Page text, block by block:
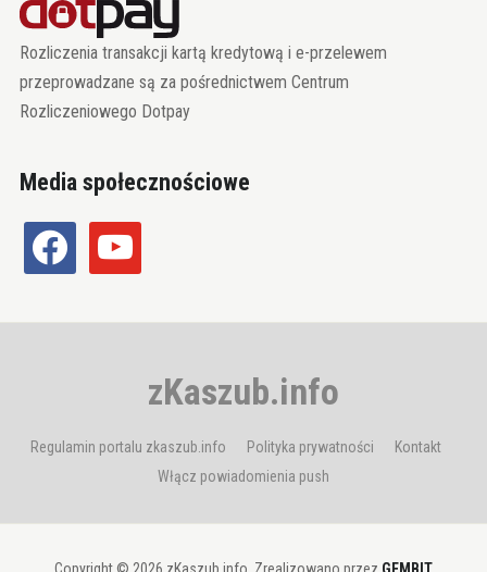
Rozliczenia transakcji kartą kredytową i e-przelewem
przeprowadzane są za pośrednictwem Centrum
Rozliczeniowego Dotpay
Media społecznościowe
facebook youtube
zKaszub.info
Regulamin portalu zkaszub.info Polityka prywatności
Kontakt
Włącz powiadomienia push